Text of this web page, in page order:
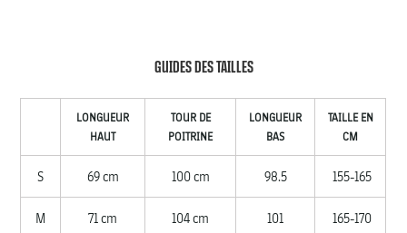
GUIDES DES TAILLES
LONGUEUR
HAUT
TOUR DE
POITRINE
LONGUEUR
BAS
TAILLE EN
CM
S 69 cm 100 cm 98.5 155-165
M 71 cm 104 cm 101 165-170